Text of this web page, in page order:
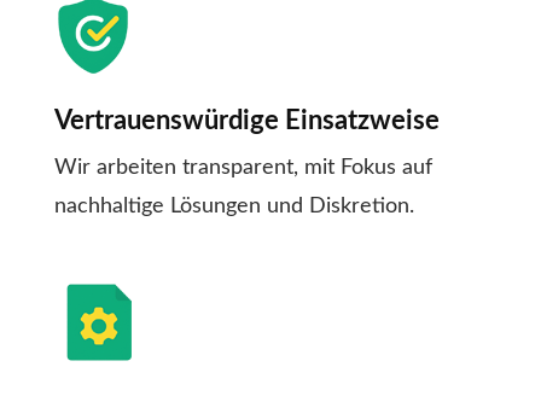
Vertrauenswürdige Einsatzweise
Wir arbeiten transparent, mit Fokus auf
nachhaltige Lösungen und Diskretion.